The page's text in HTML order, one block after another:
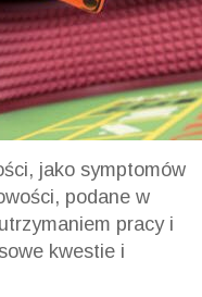
jako symptomów
podane w
pracy i
kwestie i